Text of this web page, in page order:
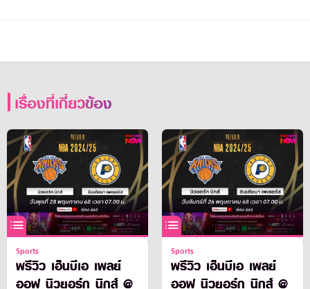
เรื่องที่เกี่ยวข้อง
Sports
พรีวิว เอ็นบีเอ เพลย์
ออฟ นิวยอร์ก นิกส์ @
Sports
พรีวิว เอ็นบีเอ เพลย์
ออฟ นิวยอร์ก นิกส์ @